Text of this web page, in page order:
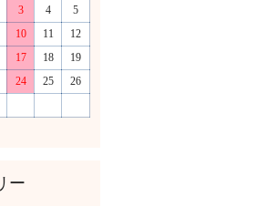
3 4
5
10 11
12
17 18
19
24 25
26